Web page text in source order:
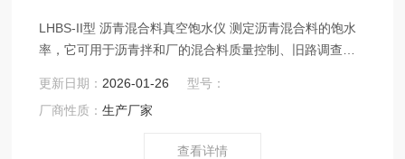
LHBS-II型 沥青混合料真空饱水仪 测定沥青混合料的饱水
率，它可用于沥青拌和厂的混合料质量控制、旧路调查及
更新日期： 2026-01-26
型号：
厂商性质：生产厂家
查看详情